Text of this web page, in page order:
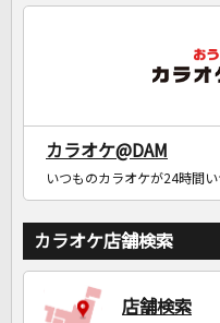
カラオケ@DAM
いつものカラオケが24時間
カラオケ店舗検索
店舗検索